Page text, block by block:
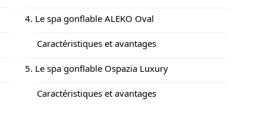
4. Le spa gonflable ALEKO Oval
Caractéristiques et avantages
5. Le spa gonflable Ospazia Luxury
Caractéristiques et avantages